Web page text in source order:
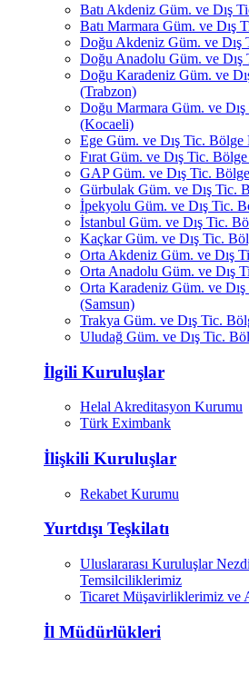
Batı Akdeniz Güm. ve Dış
Batı Marmara Güm. ve Dış
Doğu Akdeniz Güm. ve
Doğu Anadolu Güm. ve
Doğu Karadeniz Güm. ve
(Trabzon)
Doğu Marmara Güm. ve
(Kocaeli)
Ege Güm. ve Dış Tic.
Fırat Güm. ve Dış Tic.
GAP Güm. ve Dış Tic.
Gürbulak Güm. ve Dış Tic.
İpekyolu Güm. ve Dış Tic.
İstanbul Güm. ve Dış Tic.
Kaçkar Güm. ve Dış Tic.
Orta Akdeniz Güm. ve Dış
Orta Anadolu Güm. ve Dış
Orta Karadeniz Güm. ve
(Samsun)
Trakya Güm. ve Dış Tic.
Uludağ Güm. ve Dış Tic.
İlgili Kuruluşlar
Helal Akreditasyon Kurumu
Türk Eximbank
İlişkili Kuruluşlar
Rekabet Kurumu
Yurtdışı Teşkilatı
Uluslararası Kuruluşlar
Temsilciliklerimiz
Ticaret Müşavirliklerimiz ve
İl Müdürlükleri